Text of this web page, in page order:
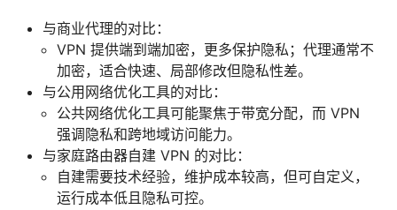
与商业代理的对比：
VPN 提供端到端加密，更多保护隐私；代理通常不
加密，适合快速、局部修改但隐私性差。
与公用网络优化工具的对比：
公共网络优化工具可能聚焦于带宽分配，而 VPN
强调隐私和跨地域访问能力。
与家庭路由器自建 VPN 的对比：
自建需要技术经验，维护成本较高，但可自定义，
运行成本低且隐私可控。